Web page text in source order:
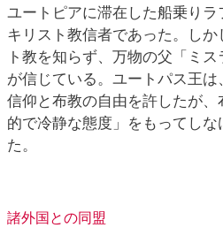
ユートピアに滞在した船乗り
キリスト教信者であった。し
ト教を知らず、万物の父「ミ
が信じている。ユートパス王は
信仰と布教の自由を許したが
的で冷静な態度」をもってし
た。
諸外国との同盟